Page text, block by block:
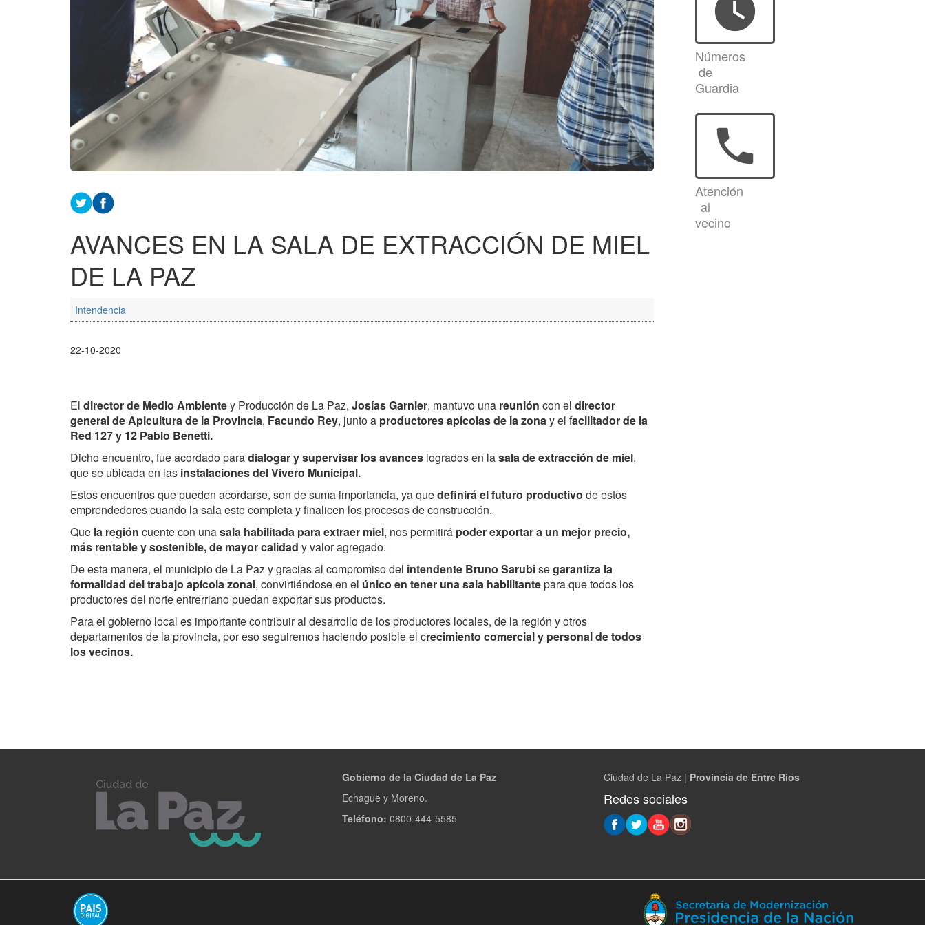
AVANCES EN LA SALA DE EXTRACCIÓN DE MIEL
DE LA PAZ
Intendencia
22-10-2020
El director de Medio Ambientey Producción de La Paz, Josías Garnier, mantuvo una reunión con el director
general de Apicultura de la Provincia, Facundo Rey, junto a productores apícolas de la zonay el facilitador de la
Red 127 y 12 Pablo Benetti.
Dicho encuentro, fue acordado paradialogar y supervisar los avances logrados en lasala de extracción de miel,
que se ubicada en las instalaciones del Vivero Municipal.
Estos encuentros que pueden acordarse, son de suma importancia, ya quedefinirá el futuro productivo de estos
emprendedores cuando la sala este completa y finalicen los procesos de construcción.
Que la región cuente con unasala habilitada para extraer miel, nos permitirá poder exportar a un mejor precio,
más rentable y sostenible,de mayor calidad y valor agregado.
De esta manera, el municipio de La Paz y gracias al compromiso del intendente Bruno Sarubisegarantiza la
formalidad del trabajo apícola zonal, convirtiéndose en el único en tener una sala habilitantepara que todos los
productores del norte entrerriano puedan exportar sus productos.
Para el gobierno local es importante contribuir al desarrollo de los productores locales, de la región y otros
departamentos de la provincia, por eso seguiremos haciendo posible el crecimiento comercial y personal de todos
los vecinos.
watch_later
Números
de
Guardia
phone
Atención
al
vecino
Gobierno de la Ciudad de La Paz
Echague y Moreno.
Teléfono: 0800-444-5585
Ciudad de La Paz | Provincia de Entre Ríos
Redes sociales